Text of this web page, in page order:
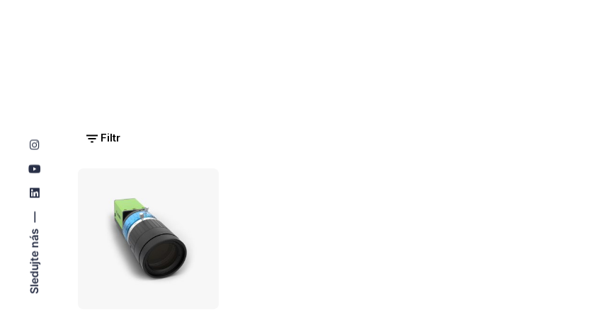
Sledujte nás
Filtr